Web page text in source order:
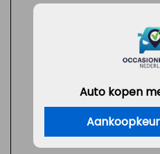
Auto kopen